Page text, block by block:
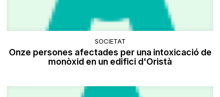
SOCIETAT
​Onze persones afectades per una intoxicació de
monòxid en un edifici d'Oristà